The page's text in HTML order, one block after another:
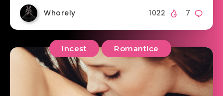
Whorely 7
1022
Incest Romantice